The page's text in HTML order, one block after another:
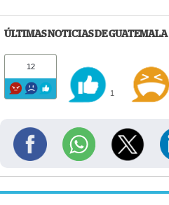
ÚLTIMAS NOTICIAS DE GUATEMALA
12
1